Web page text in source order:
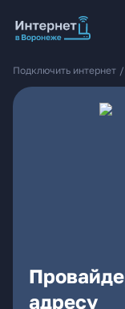
Подключить интернет /
адресу